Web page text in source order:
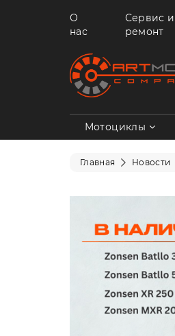
О
нас
Сервис и
ремонт
Мотоциклы
Главная Новости